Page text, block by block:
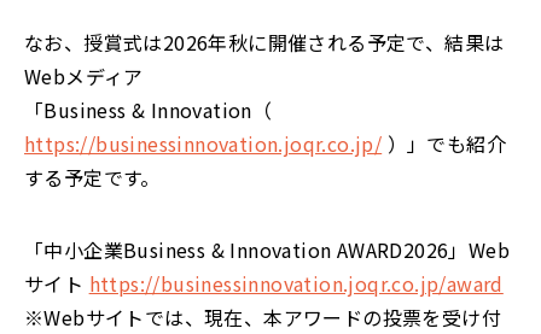
なお、授賞式は2026年秋に開催される予定で、結果は
Webメディア
「Business & Innovation（
https://businessinnovation.joqr.co.jp/ ）」でも紹介
する予定です。
「中小企業Business & Innovation AWARD2026」Web
サイト https://businessinnovation.joqr.co.jp/award
※Webサイトでは、現在、本アワードの投票を受け付